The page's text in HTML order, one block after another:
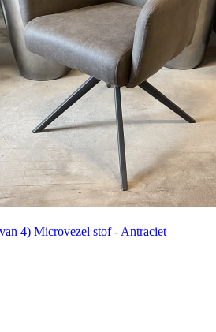
4) Microvezel stof - Antraciet